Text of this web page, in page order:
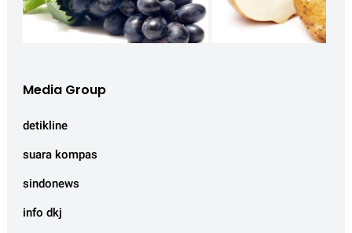
Media Group
detikline
suara kompas
sindonews
info dkj